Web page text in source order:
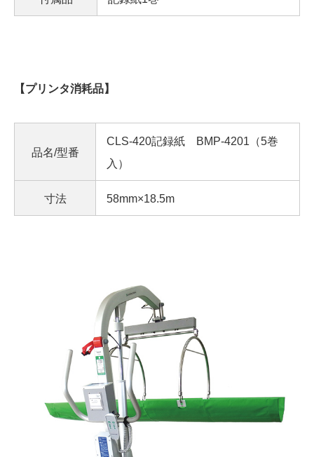
【プリンタ消耗品】
品名/型番
CLS-420記録紙 BMP-4201（5巻
入）
寸法 58mm×18.5m